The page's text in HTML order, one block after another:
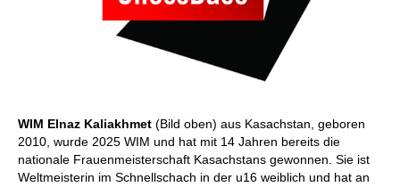
WIM Elnaz Kaliakhmet (Bild oben) aus Kasachstan, geboren
2010, wurde 2025 WIM und hat mit 14 Jahren bereits die
nationale Frauenmeisterschaft Kasachstans gewonnen. Sie ist
Weltmeisterin im Schnellschach in der u16 weiblich und hat an